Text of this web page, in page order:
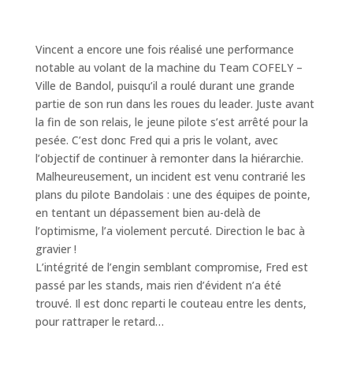
Vincent a encore une fois réalisé une performance
notable au volant de la machine du Team COFELY –
Ville de Bandol, puisqu’il a roulé durant une grande
partie de son run dans les roues du leader. Juste avant
la fin de son relais, le jeune pilote s’est arrêté pour la
pesée. C’est donc Fred qui a pris le volant, avec
l’objectif de continuer à remonter dans la hiérarchie.
Malheureusement, un incident est venu contrarié les
plans du pilote Bandolais : une des équipes de pointe,
en tentant un dépassement bien au-delà de
l’optimisme, l’a violement percuté. Direction le bac à
gravier !
L’intégrité de l’engin semblant compromise, Fred est
passé par les stands, mais rien d’évident n’a été
trouvé. Il est donc reparti le couteau entre les dents,
pour rattraper le retard…